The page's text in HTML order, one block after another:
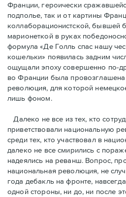
Франции, героически
подполье, так и от картины
коллаборационистской, бывшей
марионеткой в руках
формула «Де Голль спас нашу
кошельки» появилась задним
ощущали эпоху совершенно по-
во Франции была провозглашена
революция, для которой
лишь фоном.
Далеко не все из тех, кто
приветствовали национальную
среди тех, кто участвовал в
далеко не все смирились с
надеялись на реванш. Вопрос,
национальная революция, не
года дебакль на фронте,
одной стороны, ни до, ни после